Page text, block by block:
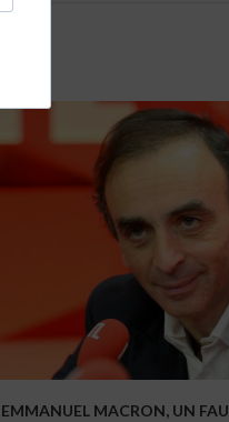
EMMANUEL MACRON, UN